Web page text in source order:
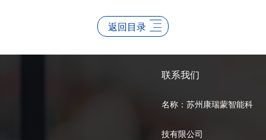
返回目录
联系我们
名称：苏州康瑞蒙智能科
技有限公司